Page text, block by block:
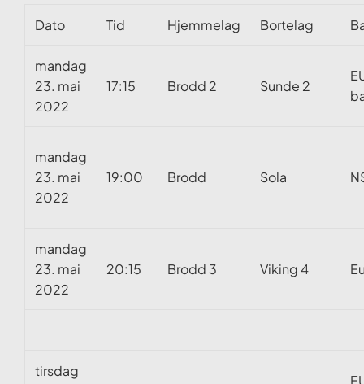
Dato Tid Hjemmelag Bortelag
mandag
23. mai
2022
17:15 Brodd 2 Sunde 2
mandag
23. mai
2022
19:00 Brodd Sola
mandag
23. mai
2022
20:15 Brodd 3 Viking 4
tirsdag